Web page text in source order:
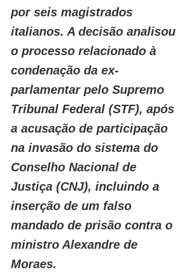
por seis magistrados
italianos. A decisão analisou
o processo relacionado à
condenação da ex-
parlamentar pelo Supremo
Tribunal Federal (STF), após
a acusação de participação
na invasão do sistema do
Conselho Nacional de
Justiça (CNJ), incluindo a
inserção de um falso
mandado de prisão contra o
ministro Alexandre de
Moraes.